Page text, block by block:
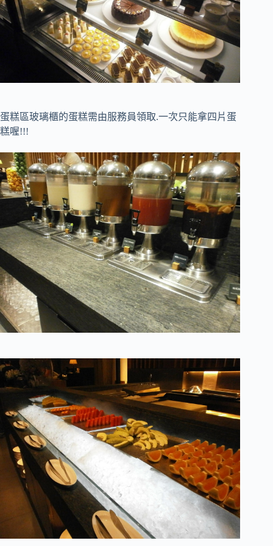
蛋糕區玻璃櫃的蛋糕需由服務員領取.一次只能拿四片蛋
糕喔!!!